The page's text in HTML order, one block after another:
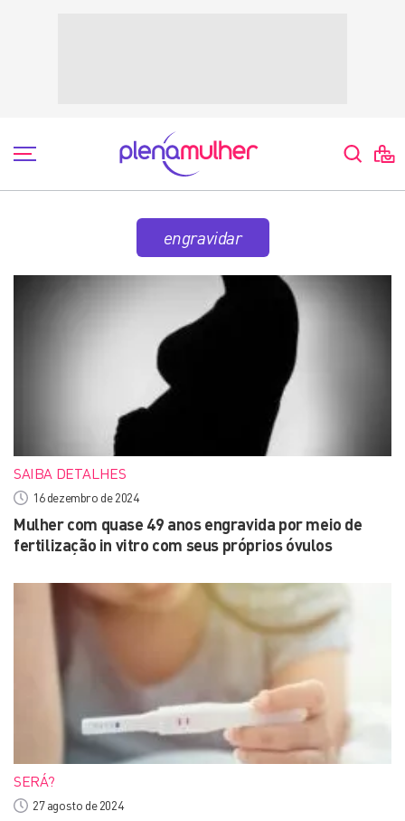
engravidar
SAIBA DETALHES
16 dezembro de 2024
Mulher com quase 49 anos engravida por meio de
fertilização in vitro com seus próprios óvulos
SERÁ?
27 agosto de 2024